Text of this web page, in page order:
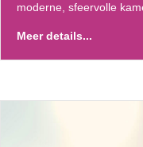
moderne, sfeervolle
Meer details...